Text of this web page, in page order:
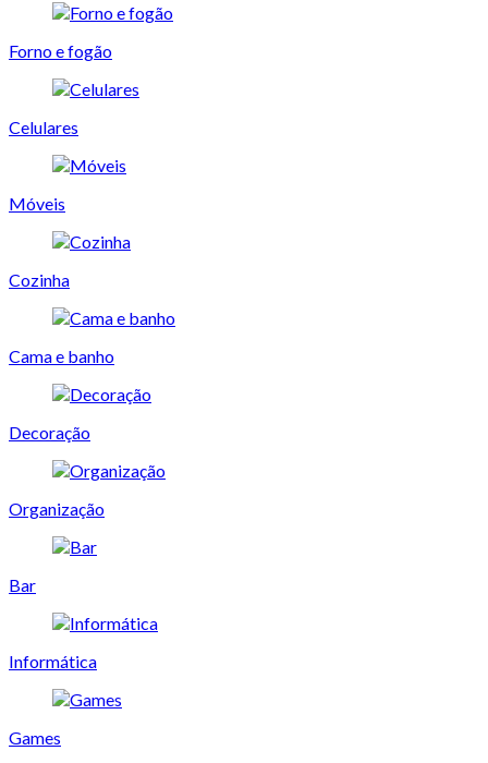
Forno e fogão
Celulares
Móveis
Cozinha
Cama e banho
Decoração
Organização
Bar
Informática
Games